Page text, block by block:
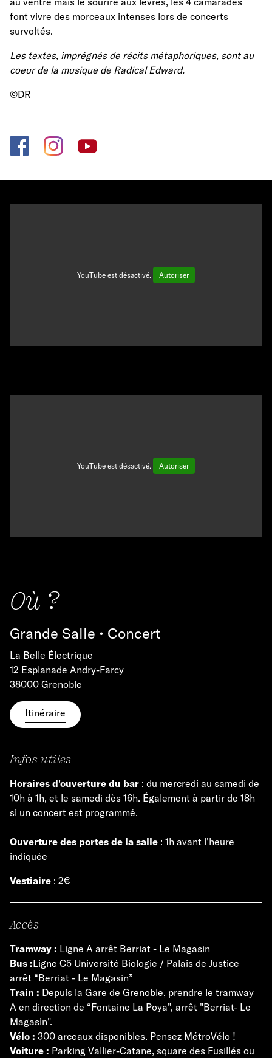
font vivre des morceaux intenses lors de concerts
survoltés.
Les textes, imprégnés de récits métaphoriques, sont au
coeur de la musique de Radical Edward.
©DR
YouTube est désactivé. Autoriser
YouTube est désactivé. Autoriser
Où ?
Grande Salle • Concert
La Belle Électrique
12 Esplanade Andry-Farcy
38000 Grenoble
Itinéraire
Infos utiles
Horaires d'ouverture du bar : du mercredi au samedi de
10h à 1h, et le samedi dès 16h. Également à partir de 18h
si un concert est programmé.
Ouverture des portes de la salle : 1h avant l'heure
indiquée
Vestiaire : 2€
Accès
Tramway : Ligne A arrêt Berriat - Le Magasin
Bus :Ligne C5 Université Biologie / Palais de Justice
arrêt “Berriat - Le Magasin”
Train : Depuis la Gare de Grenoble, prendre le tramway
A en direction de “Fontaine La Poya”, arrêt "Berriat- Le
Magasin".
Vélo : 300 arceaux disponibles. Pensez MétroVélo !
Voiture : Parking Vallier-Catane, square des Fusillés ou